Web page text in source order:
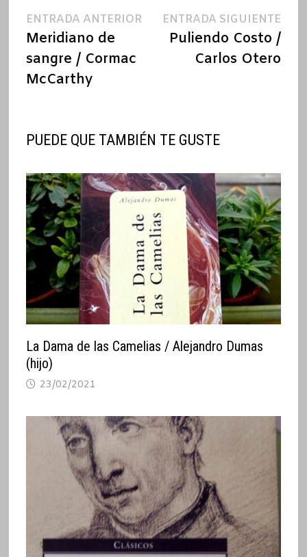
Navegación
de
entradas
ENTRADA ANTERIOREntrada
anterior:
Meridiano de
sangre / Cormac
McCarthy
ENTRADA SIGUIENTE
Puliendo Costo /
Carlos Otero
PUEDE QUE TAMBIÉN TE GUSTE
La Dama de las Camelias / Alejandro Dumas
(hijo)
23/02/2021